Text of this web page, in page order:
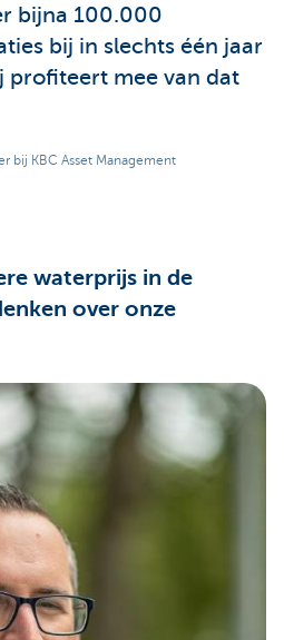
bijna 100.000
bij in slechts één jaar
profiteert mee van dat
bij KBC Asset Management
waterprijs in de
over onze